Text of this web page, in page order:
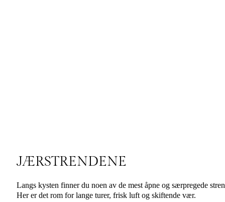
JÆRSTRENDENE
Langs kysten finner du noen av de mest åpne og særpregede
Her er det rom for lange turer, frisk luft og skiftende vær.